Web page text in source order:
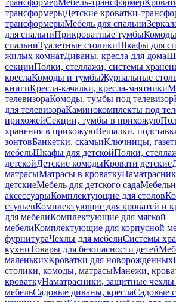
трансформерМебель-трансформер
трансформерыДетские кроватки-
трансформерыМебель для спальни
для спальниПрикроватные тумбы
спальниТуалетные столикиШкафы для
жилых комнатДиваны, кресла для дома
секцииПолки, стеллажи, системы
креслаКомоды и тумбыЖурнальные
книгиКресла-качалки, кресла-маятники
телевизораКомоды, тумбы под телевизор
для телевизораКаминокомплекты под
прихожейСекции, тумбы в прихожую
хранения в прихожуюВешалки,
зонтовБанкетки, скамьиКлючницы,
мебельШкафы для детскойПолки,
детскойДетские комодыКровати детские
матрасыМатрасы в кроватку
детскиеМебель для детского сада
аксессуарыКомплектующие для столов
стульевКомплектующие для кроватей и
для мебелиКомплектующие для мягкой
мебелиКомплектующие для корпусной
фурнитураЧехлы для мебелиСистемы
кухниТовары для безопасности детей
маленькихКроватки для новорожденных
столики, комоды, матрасыМанежи,
кроваткуНаматрасники, защитные чехлы
мебельСадовые диваны, креслаСадовые